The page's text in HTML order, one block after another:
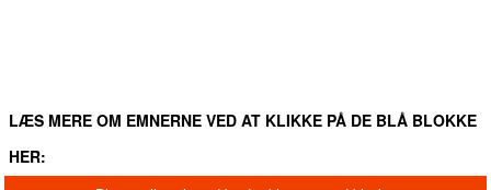
LÆS MERE OM EMNERNE VED AT KLIKKE PÅ DE BLÅ BLOKKE
HER: